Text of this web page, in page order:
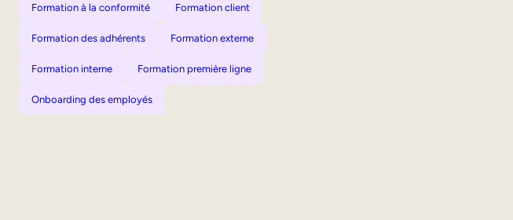
Formation à la conformité Formation client
Formation des adhérents Formation externe
Formation interne Formation première ligne
Onboarding des employés